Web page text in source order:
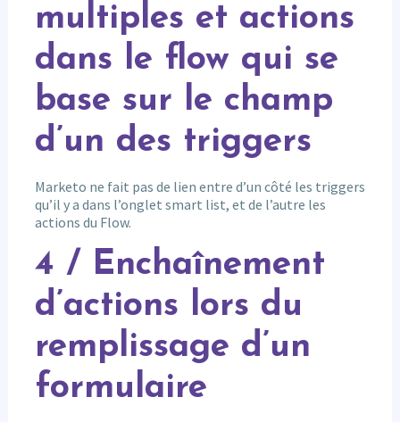
multiples et actions
dans le flow qui se
base sur le champ
d’un des triggers
Marketo ne fait pas de lien entre d’un côté les triggers
qu’il y a dans l’onglet smart list, et de l’autre les
actions du Flow.
4 / Enchaînement
d’actions lors du
remplissage d’un
formulaire